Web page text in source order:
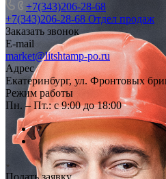
+7(343)206-28-68
+7(343)206-28-68 Отдел продаж
Заказать звонок
E-mail
market@litshtamp-po.ru
Адрес
Екатеринбург, ул. Фронтовых
Режим работы
Пн. – Пт.: с 9:00 до 18:00
Подать заявку